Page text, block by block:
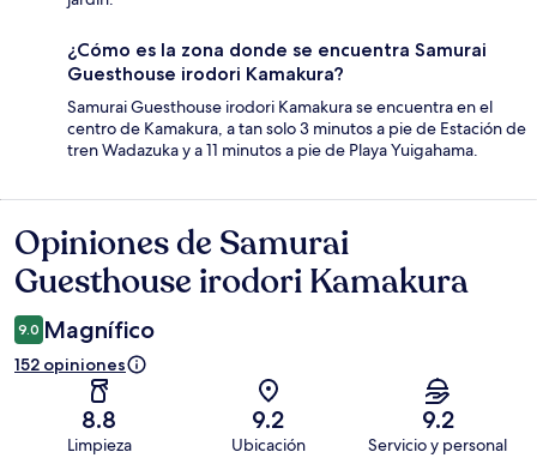
¿Cómo es la zona donde se encuentra Samurai
Guesthouse irodori Kamakura?
Samurai Guesthouse irodori Kamakura se encuentra en el
centro de Kamakura, a tan solo 3 minutos a pie de Estación de
tren Wadazuka y a 11 minutos a pie de Playa Yuigahama.
Opiniones
Opiniones de Samurai
Guesthouse irodori Kamakura
9.0 Magnífico
152 opiniones
8.8
Limpieza
9.2
Ubicación
9.2
Servicio y personal